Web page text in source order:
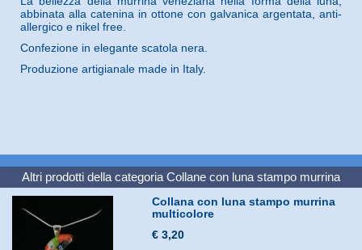
abbinata alla catenina in ottone con galvanica argentata, anti-
allergico e nikel free.
Confezione in elegante scatola nera.
Produzione artigianale made in Italy.
Altri prodotti della categoria Collane con luna stampo murrina
Collana con luna stampo murrina
multicolore
€ 3,20